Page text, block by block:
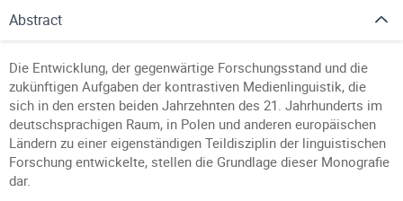
Abstract
Die Entwicklung, der gegenwärtige Forschungsstand und die
zukünftigen Aufgaben der kontrastiven Medienlinguistik, die
sich in den ersten beiden Jahrzehnten des 21. Jahrhunderts im
deutschsprachigen Raum, in Polen und anderen europäischen
Ländern zu einer eigenständigen Teildisziplin der linguistischen
Forschung entwickelte, stellen die Grundlage dieser Monografie
dar.